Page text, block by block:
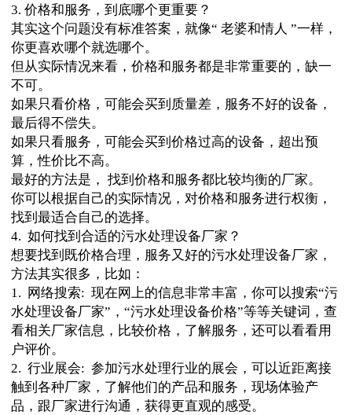
3. 价格和服务，到底哪个更重要？
其实这个问题没有标准答案，就像“ 老婆和情人 ”一样，
你更喜欢哪个就选哪个。
但从实际情况来看，价格和服务都是非常重要的，缺一
不可。
如果只看价格，可能会买到质量差，服务不好的设备，
最后得不偿失。
如果只看服务，可能会买到价格过高的设备，超出预
算，性价比不高。
最好的方法是， 找到价格和服务都比较均衡的厂家。
你可以根据自己的实际情况，对价格和服务进行权衡，
找到最适合自己的选择。
4. 如何找到合适的污水处理设备厂家？
想要找到既价格合理，服务又好的污水处理设备厂家，
方法其实很多，比如：
1. 网络搜索: 现在网上的信息非常丰富，你可以搜索“污
水处理设备厂家”，“污水处理设备价格”等等关键词，查
看相关厂家信息，比较价格，了解服务，还可以看看用
户评价。
2. 行业展会: 参加污水处理行业的展会，可以近距离接
触到各种厂家，了解他们的产品和服务，现场体验产
品，跟厂家进行沟通，获得更直观的感受。